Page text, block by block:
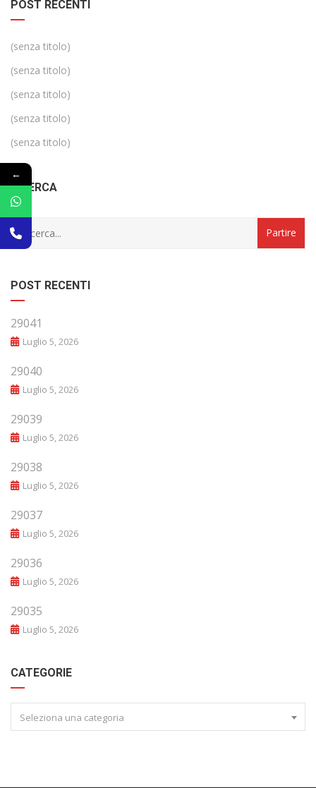
POST RECENTI
(senza titolo)
(senza titolo)
(senza titolo)
(senza titolo)
(senza titolo)
RICERCA
POST RECENTI
29041
Luglio 5, 2026
29040
Luglio 5, 2026
29039
Luglio 5, 2026
29038
Luglio 5, 2026
29037
Luglio 5, 2026
29036
Luglio 5, 2026
29035
Luglio 5, 2026
CATEGORIE
Seleziona una categoria
←